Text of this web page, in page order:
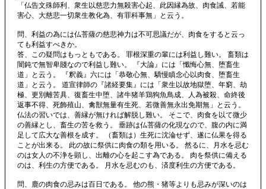
「仏告文殊師利、衆生以慈悲力無殺害心起、此因縁為故、肉食誡、若能
害心、大慈悲一切衆生教化為、有罪科事無」と云う。
問、利益の為には仏菩薩の慈悲神力は不可思議だが、肉食をすると云っ
ても利益すべきか。
答、この疑問はもっともである。 罪根深重の輩には利益し難い。 畜類は
闇鈍で無智卑賤なので利益し難い。 『大論』には「懺悔心無、堕畜生
道」と云う。 『釈義』六には「恭敬心無、驕慢瞋念心以肉食、堕畜生
道」と云う。 道宣律師の『諸経要集』には「衆生以故地獄堕、年窮、劫
極、更別離苦具、復畜生中堕、諸牛猪羊鶏狗魚鳥成、人為被殺、命終後
返事不得、死飾殖山、禽獣無量有生死、若微善無永出免期無」と云う。
仏法の習いでは、善縁が無ければ解脱し難い。 そこで、肉食を以て微少
の善縁とし、畜生の苦を救う。 垂跡は仏菩薩の化現なので、腹の内に満
足して広大な善根を成す。 （畜類は）生死に沈淪せず、遂に仏果を得る
ことが出来る。 此の故に祭供に肉食の類を用いる。 然るに、月水を忌む
のは女人の不浄を顕し、出離の心を起こす為である。 肉を祭供に備える
のは、利生の方便である。 月水を忌むのも、済度利生の方便である。
問、鹿の肉食の忌みは百日である。 他の熊・猪等よりも忌みが深いのは